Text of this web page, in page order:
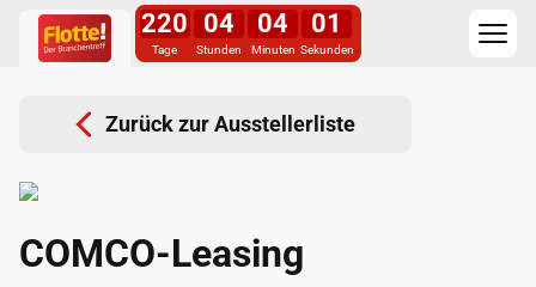
220
Tage
04
Stunden
04
Minuten
01
Sekunden
Zurück zur Ausstellerliste
COMCO-Leasing